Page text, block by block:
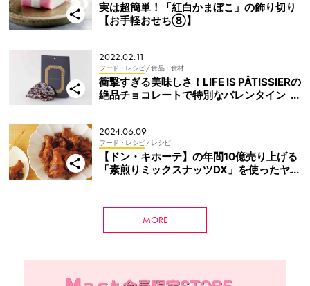
実は超簡単！「紅白かまぼこ」の飾り切り
【お手軽おせち⑧】
2022.02.11
フード・レシピ/ 食品・食材
衝撃すぎる美味しさ！LIFE IS PÂTISSIERの
絶品チョコレートで特別なバレンタイン
2024.06.09
フード・レシピ/ レシピ
【ドン・キホーテ】の年間10億売り上げる
「素煎りミックスナッツDX」を使ったヤバ
MORE